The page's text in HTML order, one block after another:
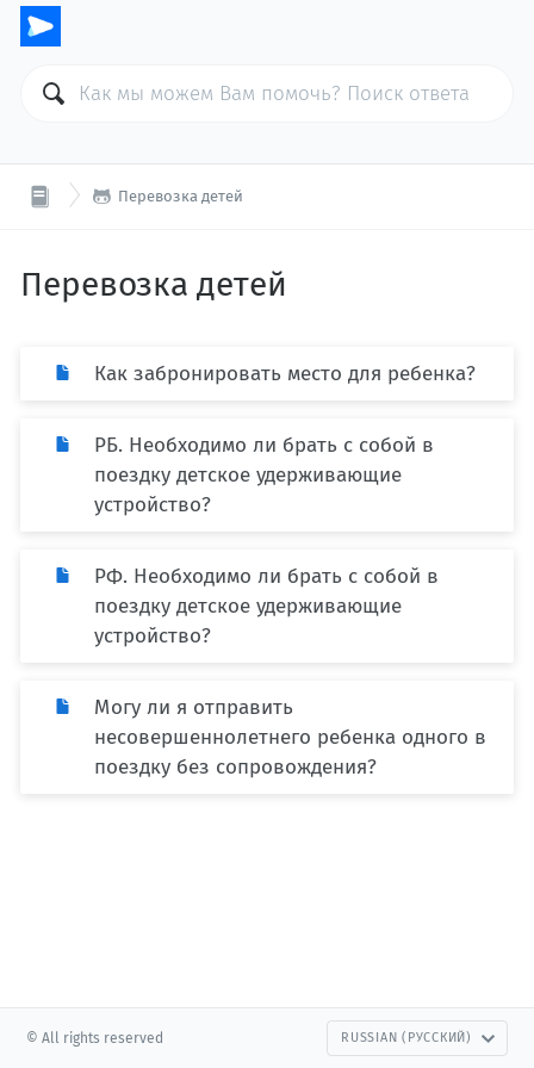
 Перевозка детей
Перевозка детей
Как забронировать место для ребенка?
РБ. Необходимо ли брать с собой в
поездку детское удерживающие
устройство?
РФ. Необходимо ли брать с собой в
поездку детское удерживающие
устройство?
Могу ли я отправить
несовершеннолетнего ребенка одного в
поездку без сопровождения?
© All rights reserved RUSSIAN (РУССКИЙ)